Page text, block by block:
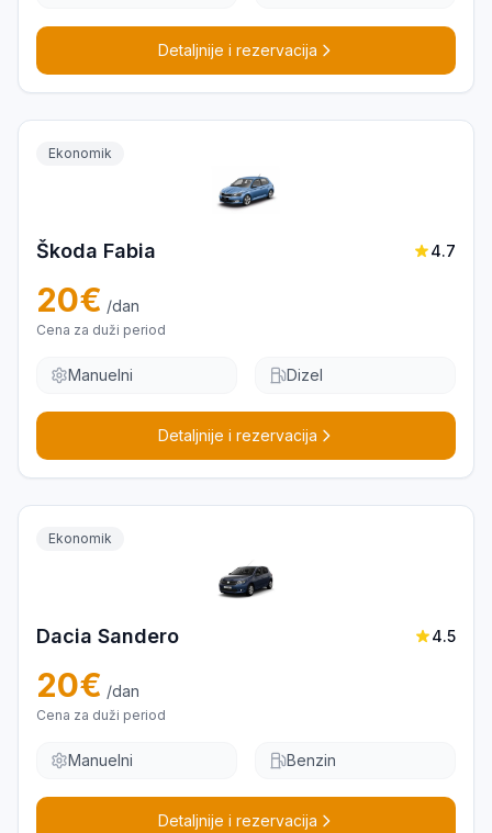
Detaljnije i rezervacija
Ekonomik
Škoda Fabia 4.7
20€ /dan
Cena za duži period
Manuelni Dizel
Detaljnije i rezervacija
Ekonomik
Dacia Sandero 4.5
20€ /dan
Cena za duži period
Manuelni Benzin
Detaljnije i rezervacija